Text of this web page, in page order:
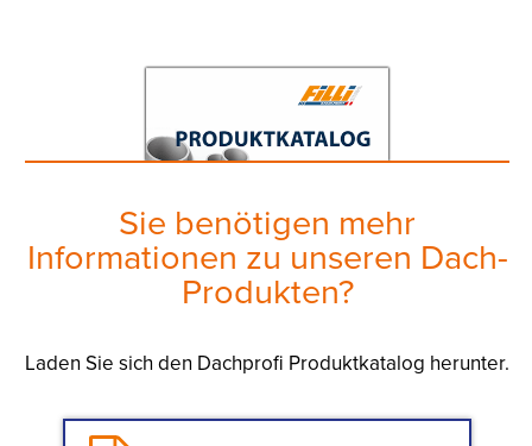
Sie benötigen mehr
Informationen zu unseren Dach-
Produkten?
Laden Sie sich den Dachprofi Produktkatalog herunter.